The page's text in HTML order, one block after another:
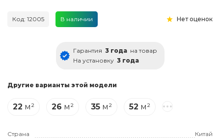
Код: 12005 В наличии Нет оценок
Гарантия 3 года на товар
На установку 3 года
Другие варианты этой модели
22 м² 26 м² 35 м² 52 м²
Страна Китай